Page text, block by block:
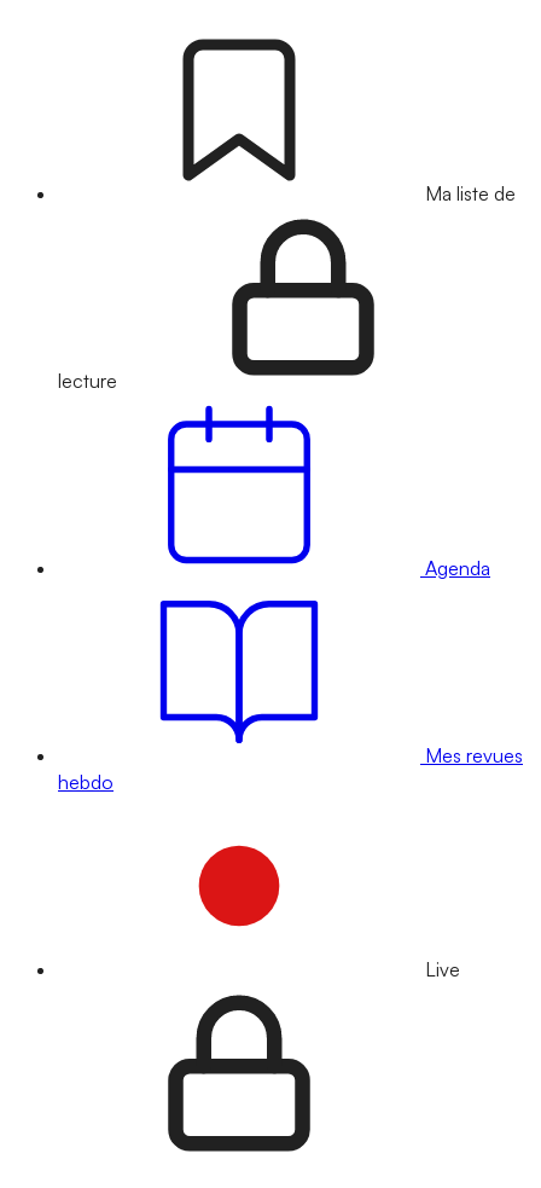
Ma liste de
lecture
Agenda
Mes revues
hebdo
Live